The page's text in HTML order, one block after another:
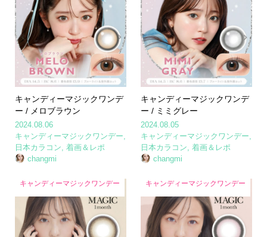
キャンディーマジックワンデ
ー / メロブラウン
2024.08.06
キャンディーマジックワンデー
日本カラコン 着画＆レポ
changmi
キャンディーマジックワンデ
ー / ミミグレー
2024.08.05
キャンディーマジックワンデー
日本カラコン ,着画＆レポ
changmi
キャンディーマジックワンデー キャンディーマジックワンデー